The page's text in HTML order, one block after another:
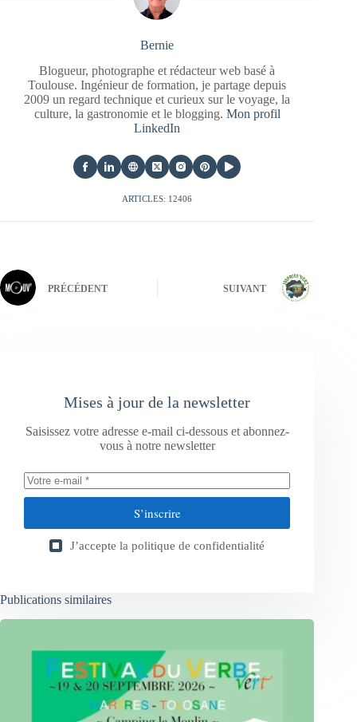
Bernie
Blogueur, photographe et rédacteur web basé à
Toulouse. Ingénieur de formation, je partage depuis
2009 un regard technique et curieux sur le voyage, la
culture, la gastronomie et le blogging. Mon profil
LinkedIn
ARTICLES: 12406
PRÉCÉDENT SUIVANT
Mises à jour de la newsletter
Saisissez votre adresse e-mail ci-dessous et abonnez-
vous à notre newsletter
S’inscrire
J’accepte la politique de confidentialité
Publications similaires